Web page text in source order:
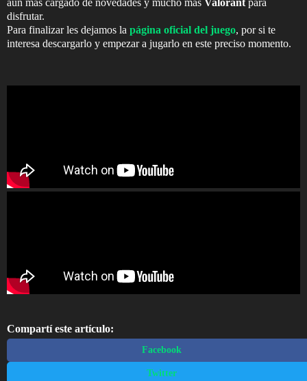
disfrutar.
Para finalizar les dejamos la página oficial del juego, por si te
interesa descargarlo y empezar a jugarlo en este preciso momento.
Compartí este artículo:
Facebook
Twitter